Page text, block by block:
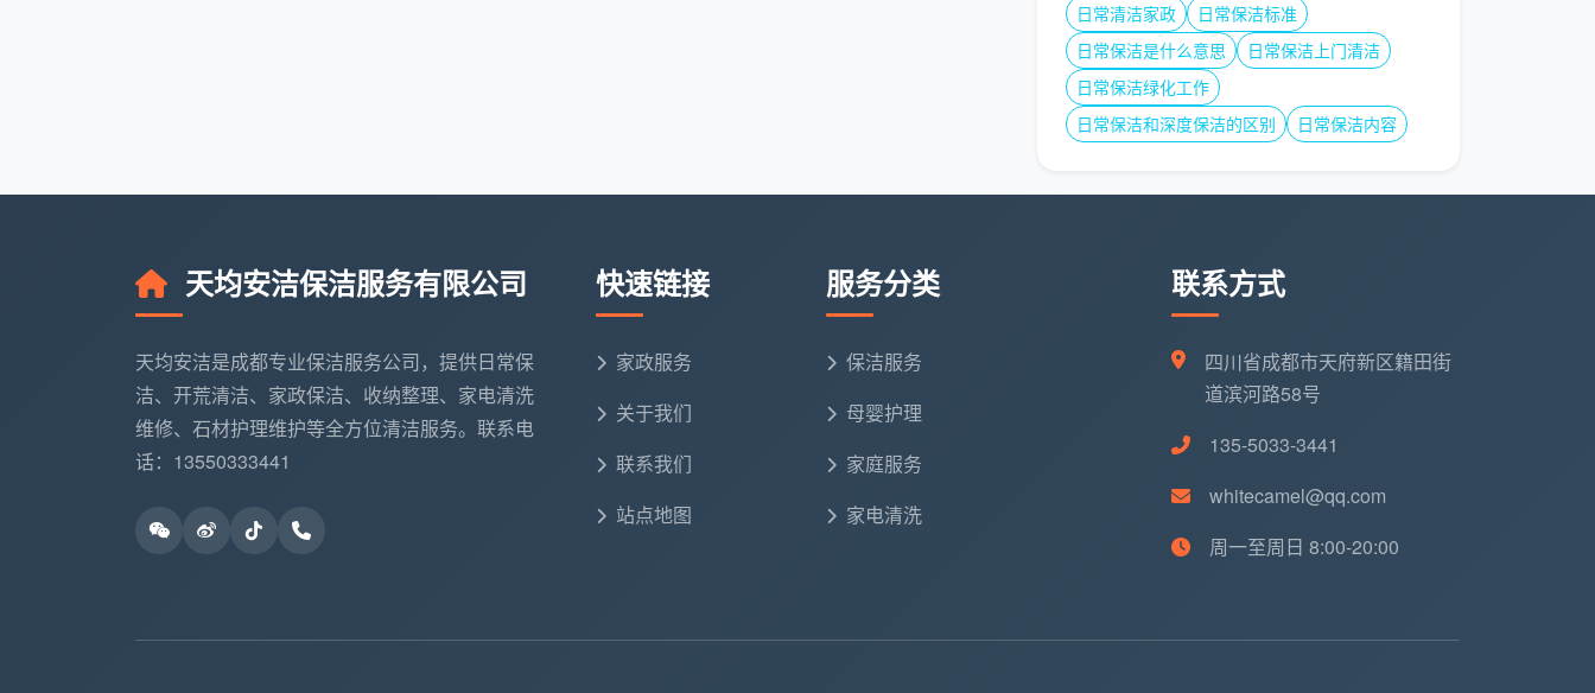
保洁人员是否经过统一培训、统一着装、持证上岗，也是衡量专业度的重要指标。
不同颜色的清洁布，是检验一家公司是否具备专业防交叉污染意识的最直观标志。如果保洁员只带了
一条颜色发暗的毛巾来对付全屋，多半是凑合型的。
维度四：价格透明度与收费模式。
正规公司均采用“先报价、后服务”的明码标价模式，不设上
务内容、收费标准、退款规则等承诺以书面形式明确，防止出现低价揽客后临时加价的情况。
日常清洁家政
日常保洁标准
日常保洁是什么意思
日常保洁上门清洁
日常保洁绿化工作
日常保洁和深度保洁的区别
日常保洁内容
天均安洁保洁服务有限公司
天均安洁是成都专业保洁服务公司，提供日常保
洁、开荒清洁、家政保洁、收纳整理、家电清洗
维修、石材护理维护等全方位清洁服务。联系电
话：13550333441
快速链接
家政服务
关于我们
联系我们
站点地图
服务分类
保洁服务
母婴护理
家庭服务
家电清洗
联系方式
四川省成都市天府新区籍田街
道滨河路58号
135-5033-3441
whitecamel@qq.com
周一至周日 8:00-20:00